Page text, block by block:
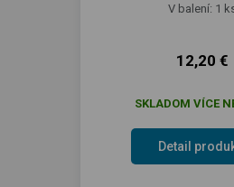
V balení: 1
12,20 €
SKLADOM VÍCE
Detail